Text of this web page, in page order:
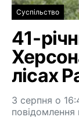
Суспільство
41-
лісах
3 серпня о